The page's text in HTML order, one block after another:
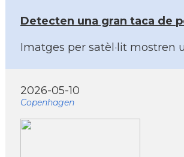
Detecten una gran taca de
Imatges per satèl·lit mostren
2026-05-10
Copenhagen